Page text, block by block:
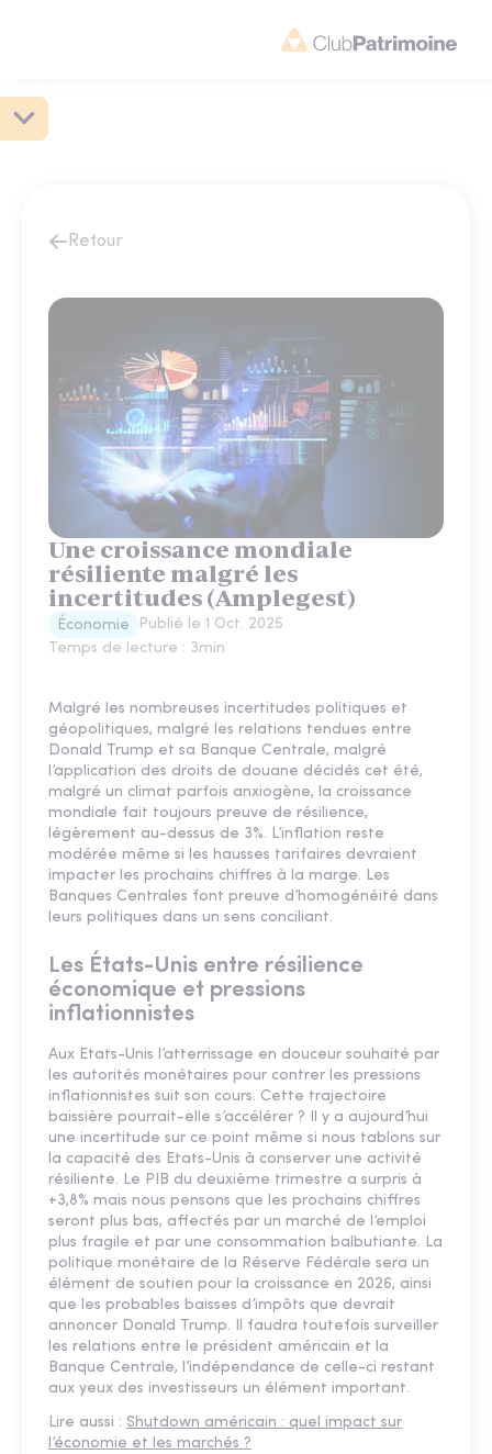
Retour
Une croissance mondiale
résiliente malgré les
incertitudes (Amplegest)
Économie Publié le 1 Oct. 2025
Temps de lecture : 3min
Malgré les nombreuses incertitudes politiques et
géopolitiques, malgré les relations tendues entre
Donald Trump et sa Banque Centrale, malgré
l’application des droits de douane décidés cet été,
malgré un climat parfois anxiogène, la croissance
mondiale fait toujours preuve de résilience,
légèrement au-dessus de 3%. L’inflation reste
modérée même si les hausses tarifaires devraient
impacter les prochains chiffres à la marge. Les
Banques Centrales font preuve d’homogénéité dans
leurs politiques dans un sens conciliant.
Les États-Unis entre résilience
économique et pressions
inflationnistes
Aux Etats-Unis l’atterrissage en douceur souhaité par
les autorités monétaires pour contrer les pressions
inflationnistes suit son cours. Cette trajectoire
baissière pourrait-elle s’accélérer ? Il y a aujourd’hui
une incertitude sur ce point même si nous tablons sur
la capacité des Etats-Unis à conserver une activité
résiliente. Le PIB du deuxième trimestre a surpris à
+3,8% mais nous pensons que les prochains chiffres
seront plus bas, affectés par un marché de l’emploi
plus fragile et par une consommation balbutiante. La
politique monétaire de la Réserve Fédérale sera un
élément de soutien pour la croissance en 2026, ainsi
que les probables baisses d’impôts que devrait
annoncer Donald Trump. Il faudra toutefois surveiller
les relations entre le président américain et la
Banque Centrale, l’indépendance de celle-ci restant
aux yeux des investisseurs un élément important.
Lire aussi : Shutdown américain : quel impact sur
l’économie et les marchés ?